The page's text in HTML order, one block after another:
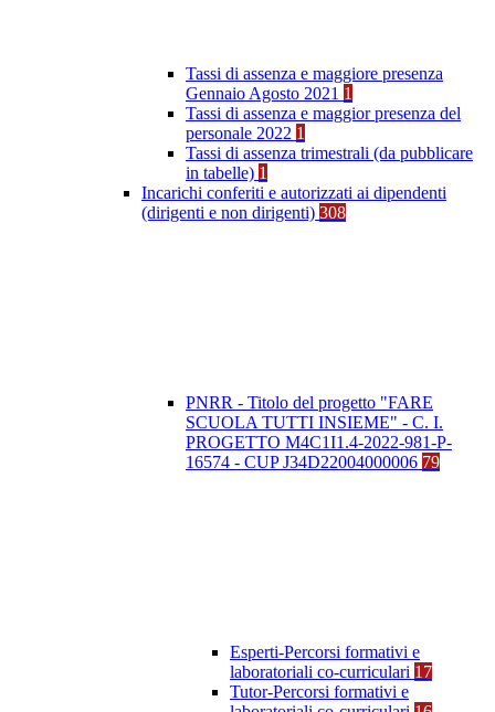
Tassi di assenza e maggiore presenza
Gennaio Agosto 2021 1
Tassi di assenza e maggior presenza del
personale 2022 1
Tassi di assenza trimestrali (da pubblicare
in tabelle) 1
Incarichi conferiti e autorizzati ai dipendenti
(dirigenti e non dirigenti) 308
PNRR - Titolo del progetto "FARE
SCUOLA TUTTI INSIEME" - C. I.
PROGETTO M4C1I1.4-2022-981-P-
16574 - CUP J34D22004000006 79
Esperti-Percorsi formativi e
laboratoriali co-curriculari 17
Tutor-Percorsi formativi e